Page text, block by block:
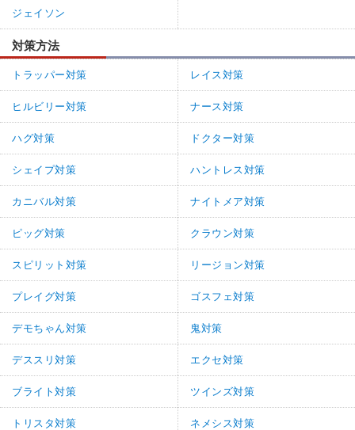
ジェイソン
対策方法
トラッパー対策 レイス対策
ヒルビリー対策 ナース対策
ハグ対策 ドクター対策
シェイプ対策 ハントレス対策
カニバル対策 ナイトメア対策
ピッグ対策 クラウン対策
スピリット対策 リージョン対策
プレイグ対策 ゴスフェ対策
デモちゃん対策 鬼対策
デススリ対策 エクセ対策
ブライト対策 ツインズ対策
トリスタ対策 ネメシス対策